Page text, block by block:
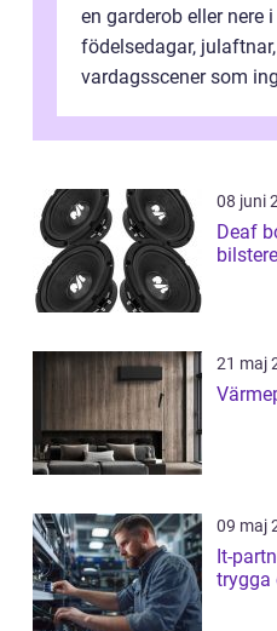
en garderob eller nere
födelsedagar,
vardagsscener som
08 juni
Deaf
21 maj
09 maj
It-
trygga